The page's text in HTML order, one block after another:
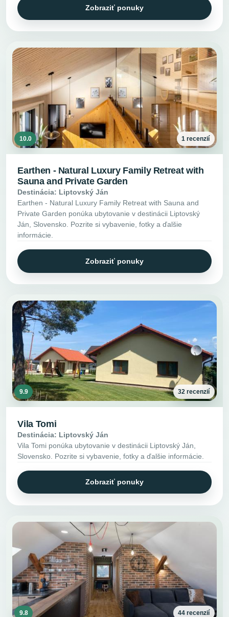
Zobraziť ponuky
10.0 1 recenzií
Earthen - Natural Luxury Family Retreat with
Sauna and Private Garden
Destinácia: Liptovský Ján
Earthen - Natural Luxury Family Retreat with Sauna and
Private Garden ponúka ubytovanie v destinácii Liptovský
Ján, Slovensko. Pozrite si vybavenie, fotky a ďalšie
informácie.
Zobraziť ponuky
9.9 32 recenzií
Vila Tomi
Destinácia: Liptovský Ján
Vila Tomi ponúka ubytovanie v destinácii Liptovský Ján,
Slovensko. Pozrite si vybavenie, fotky a ďalšie informácie.
Zobraziť ponuky
9.8 44 recenzií